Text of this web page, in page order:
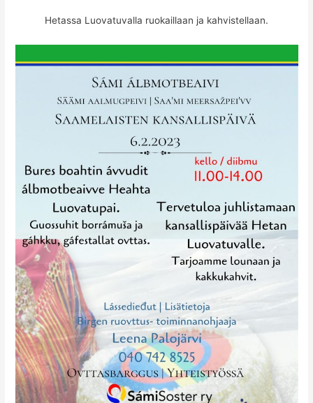
Hetassa Luovatuvalla ruokaillaan ja kahvistellaan.